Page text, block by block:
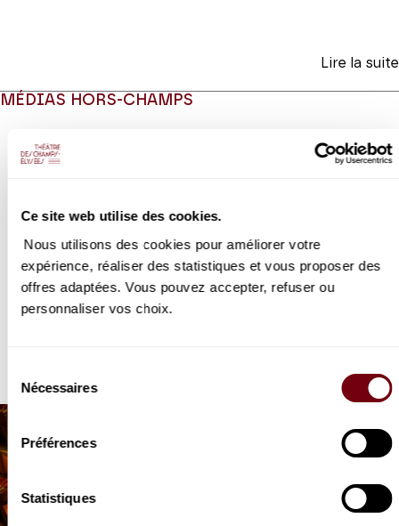
Ce site web utilise des cookies.
Nous utilisons des cookies pour améliorer votre
expérience, réaliser des statistiques et vous proposer des
offres adaptées. Vous pouvez accepter, refuser ou
personnaliser vos choix.
consentement
Nécessaires
Préférences
Statistiques
Lire la suite
MÉDIAS HORS-CHAMPS
VIDEO